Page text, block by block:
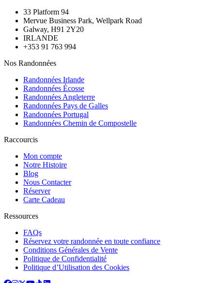
33 Platform 94
Mervue Business Park, Wellpark Road
Galway, H91 2Y20
IRLANDE
+353 91 763 994
Nos Randonnées
Randonnées Irlande
Randonnées Écosse
Randonnées Angleterre
Randonnées Pays de Galles
Randonnées Portugal
Randonnées Chemin de Compostelle
Raccourcis
Mon compte
Notre Histoire
Blog
Nous Contacter
Réserver
Carte Cadeau
Ressources
FAQs
Réservez votre randonnée en toute confiance
Conditions Générales de Vente
Politique de Confidentialité
Politique d’Utilisation des Cookies